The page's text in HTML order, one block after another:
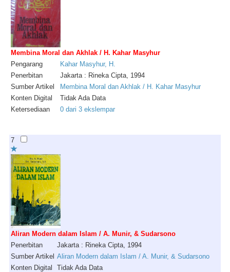
Membina Moral dan Akhlak / H. Kahar Masyhur
Pengarang
Kahar Masyhur, H .
Penerbitan
Jakarta : Rineka Cipta, 1994
Sumber Artikel
Membina Moral dan Akhlak / H. Kahar Masyhur
Konten Digital
Tidak Ada Data
Ketersediaan
0 dari 3 ekslempar
7
Aliran Modern dalam Islam / A. Munir, & Sudarsono
Penerbitan
Jakarta : Rineka Cipta, 1994
Sumber Artikel Aliran Modern dalam Islam / A. Munir, & Sudarsono
Konten Digital
Tidak Ada Data